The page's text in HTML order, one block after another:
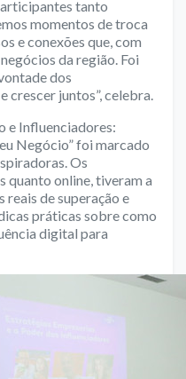
tanto
momentos de troca
e conexões que, com
da região. Foi
dos
crescer juntos”, celebra.
e Influenciadores:
Negócio” foi marcado
Os
quanto online, tiveram a
de superação e
práticas sobre como
digital para